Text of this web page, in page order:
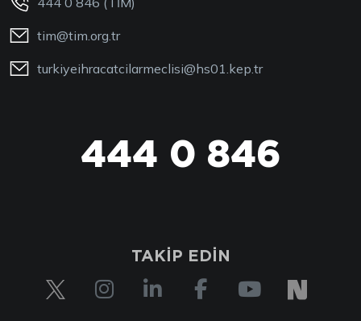
tim@tim.org.tr
turkiyeihracatcilarmeclisi@hs01.kep.tr
444 0 846
444 0 TİM
TAKİP EDİN